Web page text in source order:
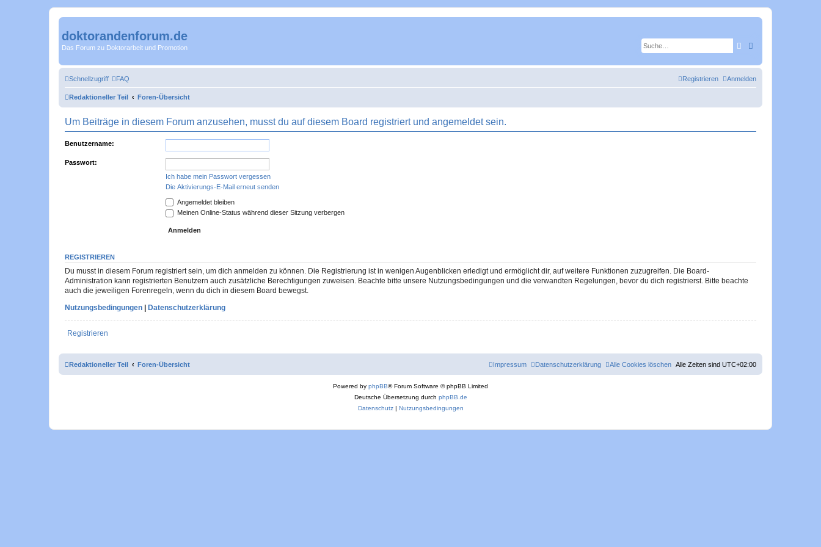
doktorandenforum.de
Das Forum zu Doktorarbeit und Promotion Suche
Schnellzugriff FAQ Anmelden
Registrieren
Redaktioneller Teil Foren-Übersicht
Um Beiträge in diesem Forum anzusehen, musst du auf diesem Board registriert und angemeldet sein.
Benutzername:
Passwort:
Ich habe mein Passwort vergessen
Die Aktivierungs-E-Mail erneut senden
Angemeldet bleiben
Meinen Online-Status während dieser Sitzung verbergen
REGISTRIEREN
Du musst in diesem Forum registriert sein, um dich anmelden zu können. Die Registrierung ist in wenigen Augenblicken erledigt und ermöglicht dir, auf weitere Funktionen zuzugreifen. Die Board-
Administration kann registrierten Benutzern auch zusätzliche Berechtigungen zuweisen. Beachte bitte unsere Nutzungsbedingungen und die verwandten Regelungen, bevor du dich registrierst. Bitte beachte
auch die jeweiligen Forenregeln, wenn du dich in diesem Board bewegst.
Nutzungsbedingungen
Datenschutzerklärung
Registrieren
Redaktioneller Teil Foren-Übersicht Alle Zeiten sind UTC+02:00
Alle Cookies löschen
Datenschutzerklärung
Impressum
Powered by phpBB® Forum Software © phpBB Limited
Deutsche Übersetzung durch phpBB.de
Datenschutz| Nutzungsbedingungen